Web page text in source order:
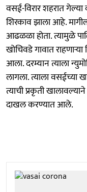
वसई-विरार शहरात
शिरकाव झाला आहे.
आढळळा होता. त्यामुळे
खोचिवडे गावात
आला. दरम्यान त्याला
लागला. त्याला वसईच्या
त्याची प्रकृती
दाखल करण्यात आले.